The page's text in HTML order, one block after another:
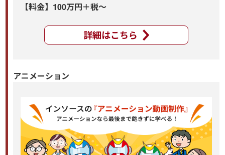
【料金】100万円＋税～
詳細はこちら
アニメーション